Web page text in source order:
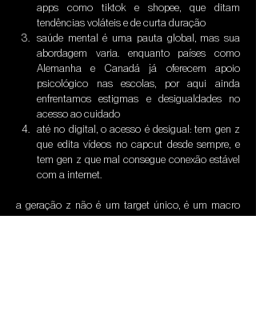
apps como tiktok e shopee, que ditam
tendências voláteis e de curta duração
saúde mental é uma pauta global, mas sua
abordagem varia. enquanto países como
Alemanha e Canadá já oferecem apoio
psicológico nas escolas, por aqui ainda
enfrentamos estigmas e desigualdades no
acesso ao cuidado
até no digital, o acesso é desigual: tem gen z
que edita vídeos no capcut desde sempre, e
tem gen z que mal consegue conexão estável
com a internet.
a geração z não é um target único, é um macro